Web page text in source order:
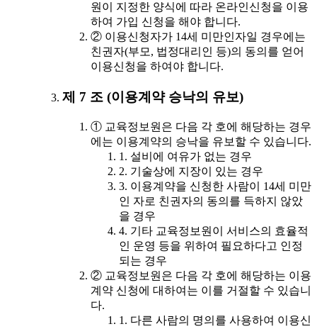
원이 지정한 양식에 따라 온라인신청을 이용
하여 가입 신청을 해야 합니다.
② 이용신청자가 14세 미만인자일 경우에는
친권자(부모, 법정대리인 등)의 동의를 얻어
이용신청을 하여야 합니다.
제 7 조 (이용계약 승낙의 유보)
① 교육정보원은 다음 각 호에 해당하는 경우
에는 이용계약의 승낙을 유보할 수 있습니다.
1. 설비에 여유가 없는 경우
2. 기술상에 지장이 있는 경우
3. 이용계약을 신청한 사람이 14세 미만
인 자로 친권자의 동의를 득하지 않았
을 경우
4. 기타 교육정보원이 서비스의 효율적
인 운영 등을 위하여 필요하다고 인정
되는 경우
② 교육정보원은 다음 각 호에 해당하는 이용
계약 신청에 대하여는 이를 거절할 수 있습니
다.
1. 다른 사람의 명의를 사용하여 이용신